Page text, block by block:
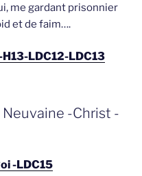
me gardant prisonnier
et de faim….
LDC12-LDC13
Neuvaine -Christ -
-LDC15